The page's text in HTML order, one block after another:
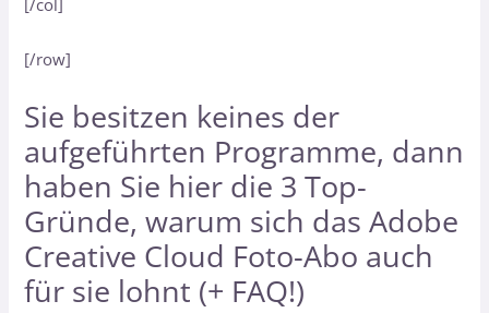
[/row]
Sie besitzen keines der
aufgeführten Programme, dann
haben Sie hier die 3 Top-
Gründe, warum sich das Adobe
Creative Cloud Foto-Abo auch
für sie lohnt (+ FAQ!)